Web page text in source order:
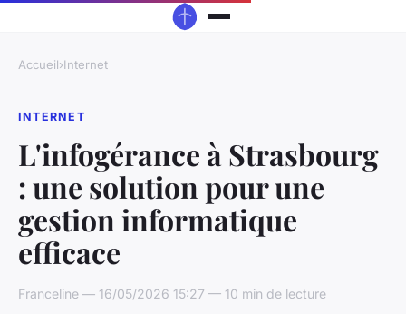
Accueil›Internet
INTERNET
L'infogérance à Strasbourg
: une solution pour une
gestion informatique
efficace
Franceline — 16/05/2026 15:27 — 10 min de lecture